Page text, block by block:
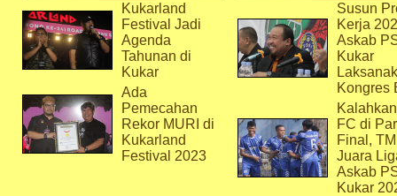
Kukarland
Festival Jadi
Agenda
Tahunan di
Kukar
Ada
Pemecahan
Rekor MURI di
Kukarland
Festival 2023
Susun
Kerja
Askab
Kukar
Kongres
FC di
Final,
Juara
Askab
Kukar